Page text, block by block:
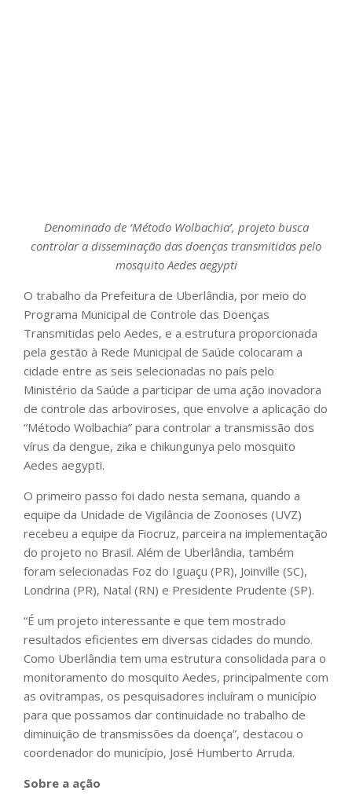
Denominado de ‘Método Wolbachia’, projeto busca
controlar a disseminação das doenças transmitidas pelo
mosquitoAedes aegypti
O trabalho da Prefeitura de Uberlândia, por meio do
Programa Municipal de Controle das Doenças
Transmitidas pelo Aedes, e a estrutura proporcionada
pela gestão à Rede Municipal de Saúde colocaram a
cidade entre as seis selecionadas no país pelo
Ministério da Saúde a participar de uma ação inovadora
de controle das arboviroses, que envolve a aplicação do
“Método Wolbachia” para controlar a transmissão dos
vírus da dengue, zika e chikungunya pelo mosquito
Aedes aegypti.
O primeiro passo foi dado nesta semana, quando a
equipe da Unidade de Vigilância de Zoonoses (UVZ)
recebeu a equipe da Fiocruz, parceira na implementação
do projeto no Brasil. Além de Uberlândia, também
foram selecionadas Foz do Iguaçu (PR), Joinville (SC),
Londrina (PR), Natal (RN) e Presidente Prudente (SP).
“É um projeto interessante e que tem mostrado
resultados eficientes em diversas cidades do mundo.
Como Uberlândia tem uma estrutura consolidada para o
monitoramento do mosquito Aedes, principalmente com
as ovitrampas, os pesquisadores incluíram o município
para que possamos dar continuidade no trabalho de
diminuição de transmissões da doença”, destacou o
coordenador do município, José Humberto Arruda.
Sobre a ação